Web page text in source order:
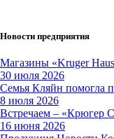
Новости предприятия